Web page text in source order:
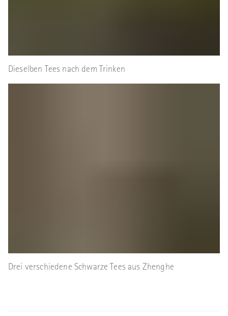
Dieselben Tees nach dem Trinken
Drei verschiedene Schwarze Tees aus Zhenghe